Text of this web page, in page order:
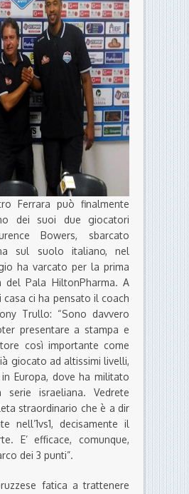
Ferrara può finalmente
dei suoi due giocatori
Bowers, sbarcato
sul suolo italiano, nel
ha varcato per la prima
Pala HiltonPharma. A
ci ha pensato il coach
Trullo: “Sono davvero
presentare a stampa e
così importante come
giocato ad altissimi livelli,
Europa, dove ha militato
serie israeliana. Vedrete
straordinario che è a dir
nell’1vs1, decisamente il
E’ efficace, comunque,
dei 3 punti”.
fatica a trattenere